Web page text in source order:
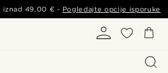
iznad 49,00 € - Pogledajte opcije isporuke